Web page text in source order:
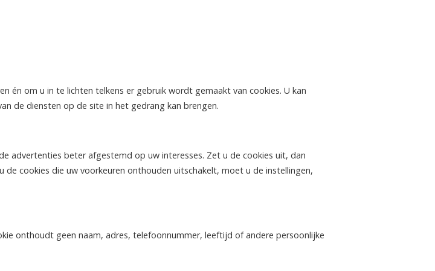
én om u in te lichten telkens er gebruik wordt gemaakt van cookies. U kan
de diensten op de site in het gedrang kan brengen.
advertenties beter afgestemd op uw interesses. Zet u de cookies uit, dan
cookies die uw voorkeuren onthouden uitschakelt, moet u de instellingen,
onthoudt geen naam, adres, telefoonnummer, leeftijd of andere persoonlijke